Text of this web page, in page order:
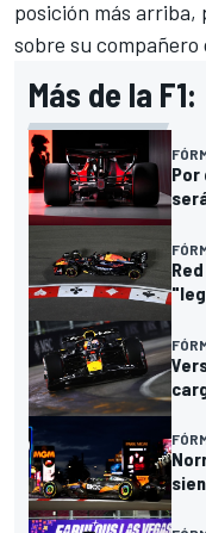
posición más arriba,
sobre su compañero
Más de la F1:
Por